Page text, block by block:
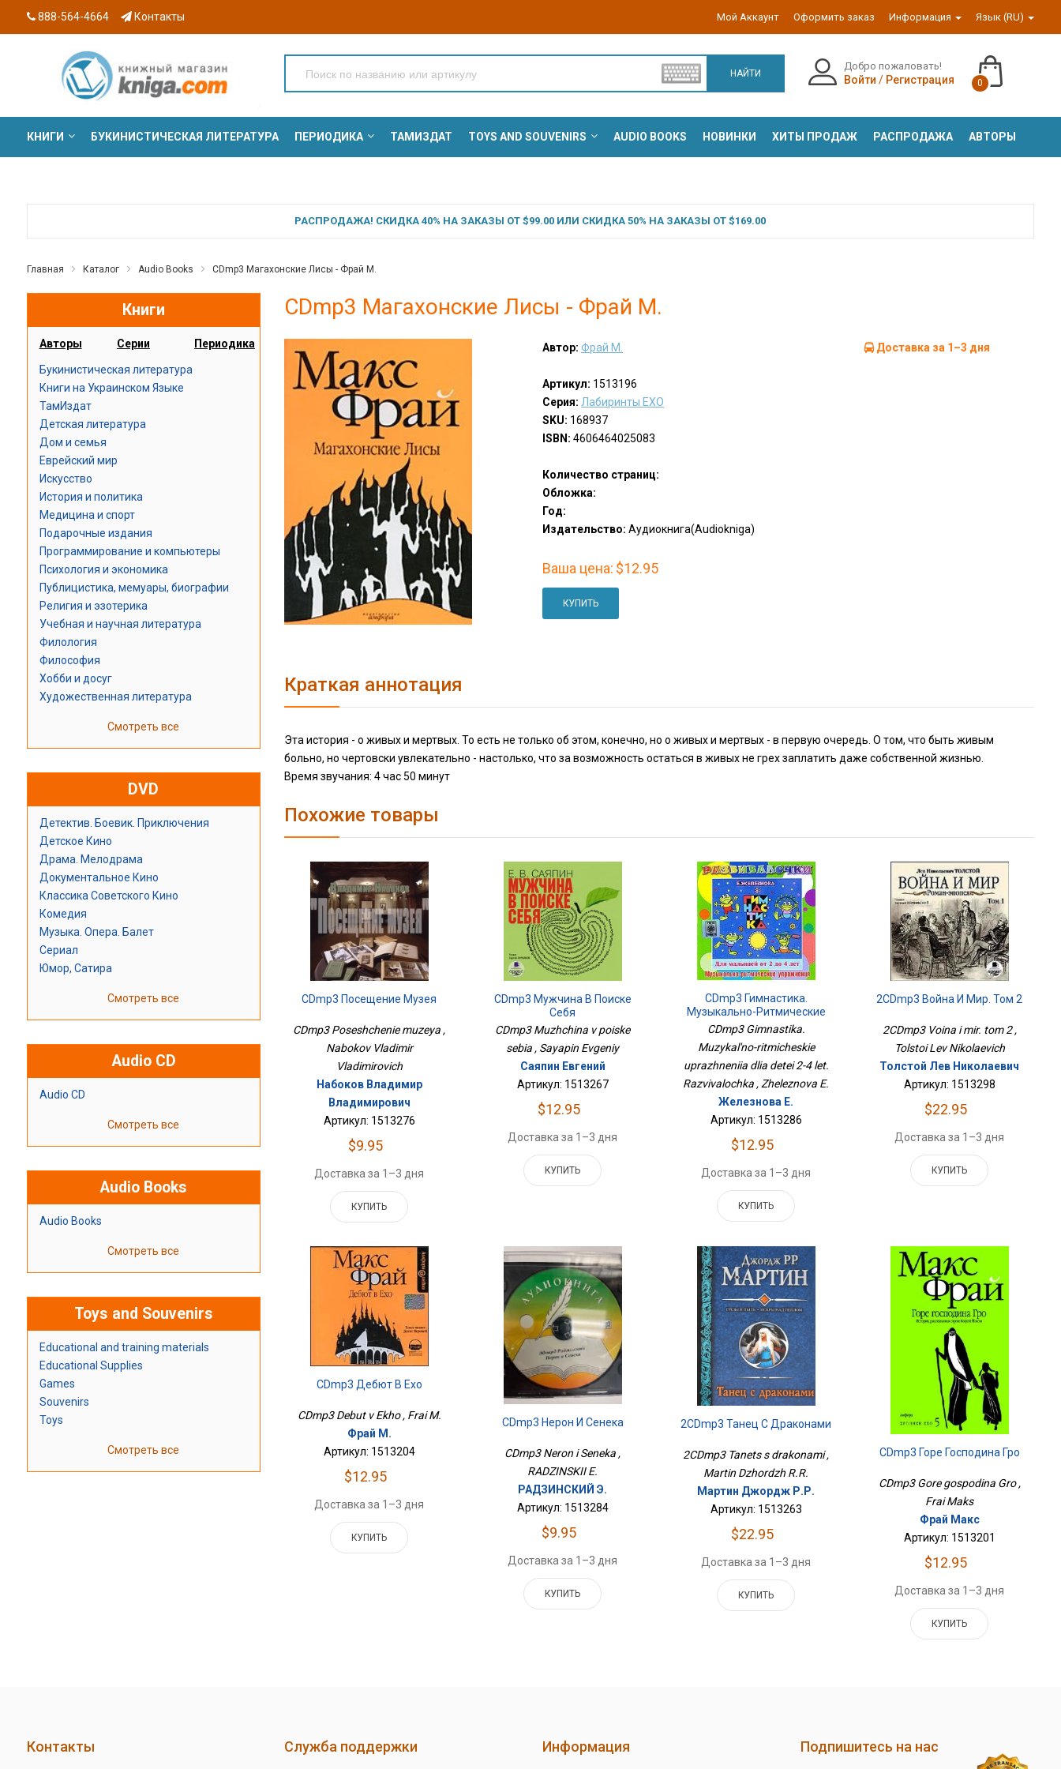
888-564-4664 Контакты Мой Аккаунт Оформить заказ Информация Язык (RU)
НАЙТИ
Добро пожаловать!
Войти / Регистрация 0
КНИГИ БУКИНИСТИЧЕСКАЯ ЛИТЕРАТУРА ПЕРИОДИКА ТАМИЗДАТ TOYS AND SOUVENIRS AUDIO BOOKS НОВИНКИ ХИТЫ ПРОДАЖ РАСПРОДАЖА АВТОРЫ
РАСПРОДАЖА! СКИДКА 40% НА ЗАКАЗЫ ОТ $99.00 ИЛИ СКИДКА 50% НА ЗАКАЗЫ ОТ $169.00
Главная Каталог Audio Books CDmp3 Магахонские Лисы - Фрай М.
Книги
Авторы Серии Периодика
Букинистическая литература
Книги на Украинском Языке
ТамИздат
Детская литература
Дом и семья
Еврейский мир
Искусство
История и политика
Медицина и спорт
Подарочные издания
Программирование и компьютеры
Психология и экономика
Публицистика, мемуары, биографии
Религия и эзотерика
Учебная и научная литература
Филология
Философия
Хобби и досуг
Художественная литература
Смотреть все
DVD
Детектив. Боевик. Приключения
Детское Кино
Драма. Мелодрама
Документальное Кино
Классика Советского Кино
Комедия
Музыка. Опера. Балет
Сериал
Юмор, Сатира
Смотреть все
Audio CD
Audio CD
Смотреть все
Audio Books
Audio Books
Смотреть все
Toys and Souvenirs
Educational and training materials
Educational Supplies
Games
Souvenirs
Toys
Смотреть все
CDmp3 Магахонские Лисы - Фрай М.
Автор: Фрай М.
Артикул: 1513196
Серия: Лабиринты EXO
SKU: 168937
ISBN: 4606464025083
Количество страниц:
Обложка:
Год:
Издательство: Аудиокнига(Audiokniga)
Ваша цена: $12.95
КУПИТЬ
Доставка за 1–3 дня
Краткая аннотация
Эта история - о живых и мертвых. То есть не только об этом, конечно, но о живых и мертвых - в первую очередь. О том, что быть живым
больно, но чертовски увлекательно - настолько, что за возможность остаться в живых не грех заплатить даже собственной жизнью.
Время звучания: 4 час 50 минут
Похожие товары
CDmp3 Посещение Музея
CDmp3 Poseshchenie muzeya ,
Nabokov Vladimir
Vladimirovich
Набоков Владимир
Владимирович
Артикул: 1513276
$9.95
Доставка за 1–3 дня
КУПИТЬ
CDmp3 Мужчина В Поиске
Себя
CDmp3 Muzhchina v poiske
sebia , Sayapin Evgeniy
Саяпин Евгений
Артикул: 1513267
$12.95
Доставка за 1–3 дня
КУПИТЬ
CDmp3 Гимнастика.
Музыкально-Ритмические
Упражнения Для Детей 2 - 4
Лет. Развивалочки
CDmp3 Gimnastika.
Muzykal'no-ritmicheskie
uprazhneniia dlia detei 2-4 let.
Razvivalochka , Zheleznova E.
Железнова Е.
Артикул: 1513286
$12.95
Доставка за 1–3 дня
КУПИТЬ
2CDmp3 Война И Мир. Том 2
2CDmp3 Voina i mir. tom 2 ,
Tolstoi Lev Nikolaevich
Толстой Лев Николаевич
Артикул: 1513298
$22.95
Доставка за 1–3 дня
КУПИТЬ
CDmp3 Дебют В Ехо
CDmp3 Debut v Ekho , Frai M.
Фрай М.
Артикул: 1513204
$12.95
Доставка за 1–3 дня
КУПИТЬ
CDmp3 Нерон И Сенека
CDmp3 Neron i Seneka ,
RADZINSKII E.
РАДЗИНСКИЙ Э.
Артикул: 1513284
$9.95
Доставка за 1–3 дня
КУПИТЬ
2CDmp3 Танец С Драконами
2CDmp3 Tanets s drakonami ,
Martin Dzhordzh R.R.
Мартин Джордж Р.Р.
Артикул: 1513263
$22.95
Доставка за 1–3 дня
КУПИТЬ
CDmp3 Горе Господина Гро
CDmp3 Gore gospodina Gro ,
Frai Maks
Фрай Макс
Артикул: 1513201
$12.95
Доставка за 1–3 дня
КУПИТЬ
Контакты Служба поддержки Информация Подпишитесь на нас